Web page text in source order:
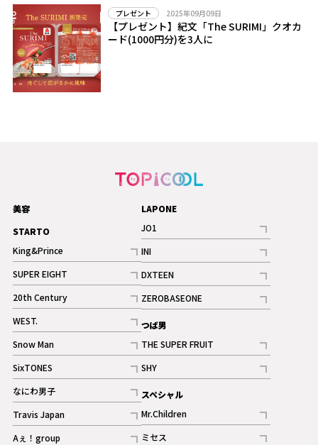
プレゼント 2025年09月09日
【プレゼント】紀文「The SURIMI」クオカ
ード(1000円分)を3人に
美容
STARTO
King&Prince
記事
SUPER EIGHT
記事
20th Century
記事
WEST.
記事
Snow Man
記事
ギャラリー
SixTONES
記事
ギャラリー
なにわ男子
記事
Travis Japan
記事
Aぇ！group
LAPONE
JO1
記事
INI
記事
ギャラリー
DXTEEN
記事
ギャラリー
ZEROBASEONE
記事
つば男
THE SUPER FRUIT
記事
SHY
記事
スペシャル
Mr.Children
記事
ミセス